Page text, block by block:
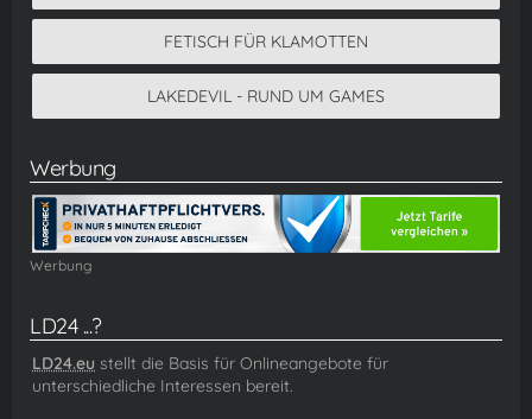
FETISCH FÜR KLAMOTTEN
LAKEDEVIL - RUND UM GAMES
Werbung
Werbung
LD24 ...?
LD24.eu stellt die Basis für Onlineangebote für
unterschiedliche Interessen bereit.